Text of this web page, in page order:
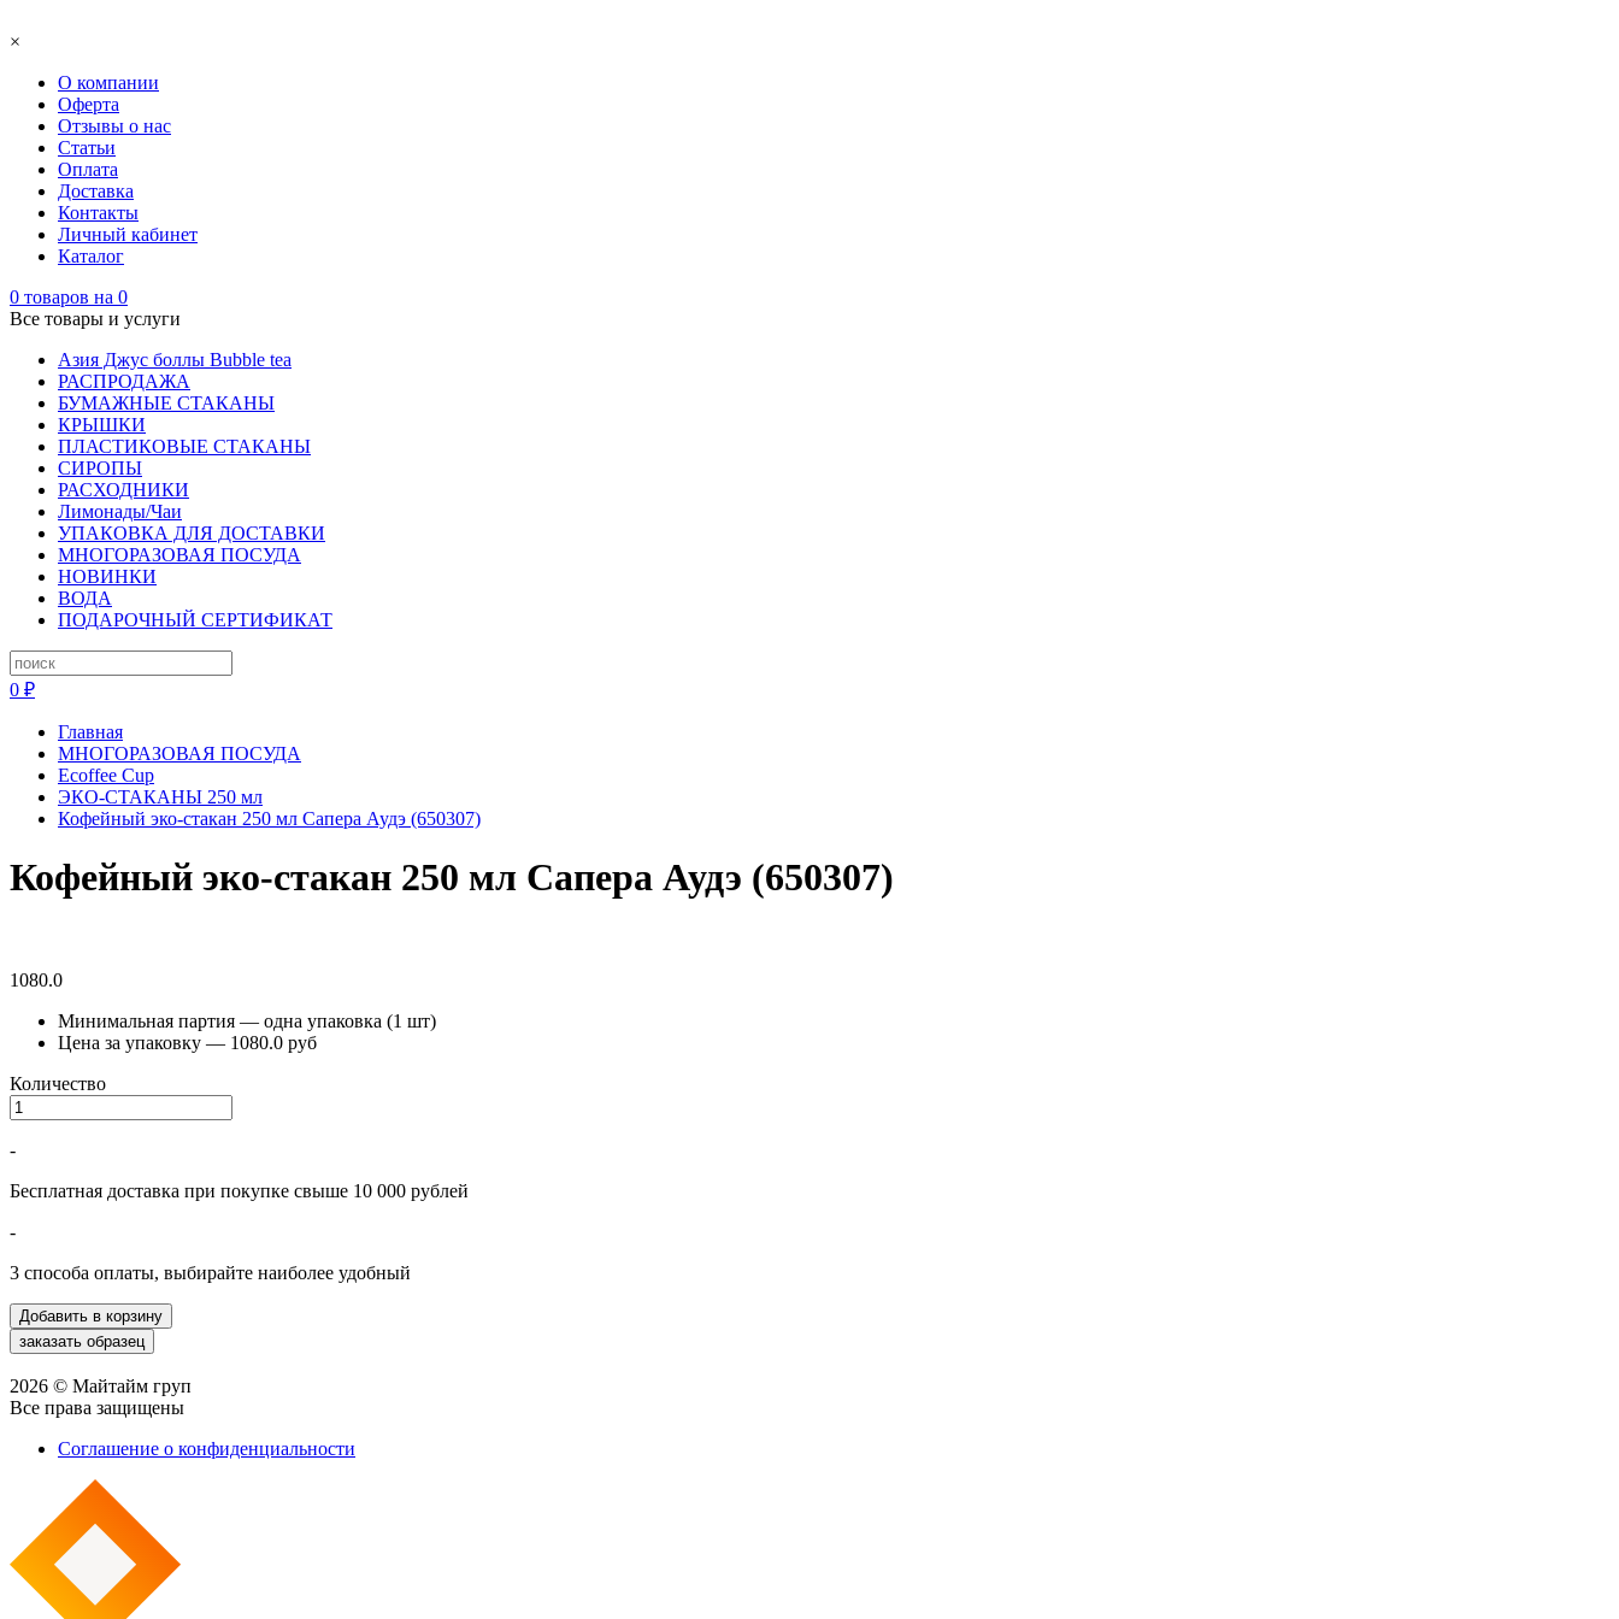
×
О компании
Оферта
Отзывы о нас
Статьи
Оплата
Доставка
Контакты
Личный кабинет
Каталог
0 товаров на 0
Все товары и услуги
Азия Джус боллы Bubble tea
РАСПРОДАЖА
БУМАЖНЫЕ СТАКАНЫ
КРЫШКИ
ПЛАСТИКОВЫЕ СТАКАНЫ
СИРОПЫ
РАСХОДНИКИ
Лимонады/Чаи
УПАКОВКА ДЛЯ ДОСТАВКИ
МНОГОРАЗОВАЯ ПОСУДА
НОВИНКИ
ВОДА
ПОДАРОЧНЫЙ СЕРТИФИКАТ
0 ₽
Главная
МНОГОРАЗОВАЯ ПОСУДА
Ecoffee Cup
ЭКО-СТАКАНЫ 250 мл
Кофейный эко-стакан 250 мл Сапера Аудэ (650307)
Кофейный эко-стакан 250 мл Сапера Аудэ (650307)
1080.0
Минимальная партия — одна упаковка (1 шт)
Цена за упаковку — 1080.0 руб
Количество
-
Бесплатная доставка при покупке свыше 10 000 рублей
-
3 способа оплаты, выбирайте наиболее удобный
2026 © Майтайм груп
Все права защищены
Соглашение о конфиденциальности